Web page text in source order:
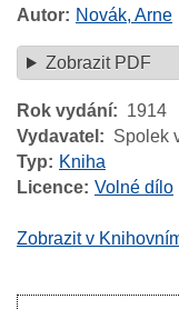
Autor Novák, Arne
Zobrazit PDF
Rok vydání
1914
Vydavatel
Spolek
Typ
Kniha
Licence Volné dílo
Zobrazit v